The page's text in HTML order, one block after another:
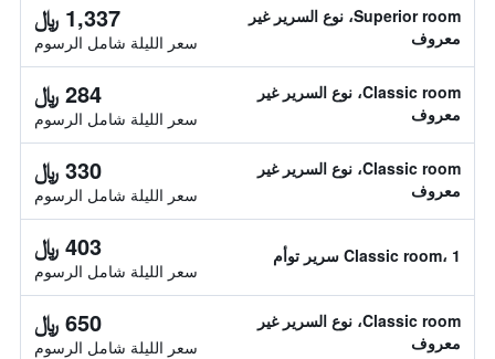
Superior room، نوع السرير غير
معروف
1,337 ﷼
سعر الليلة شامل الرسوم
Classic room، نوع السرير غير
معروف
284 ﷼
سعر الليلة شامل الرسوم
Classic room، نوع السرير غير
معروف
330 ﷼
سعر الليلة شامل الرسوم
Classic room، 1 سرير توأم 403 ﷼
سعر الليلة شامل الرسوم
Classic room، نوع السرير غير
معروف
650 ﷼
سعر الليلة شامل الرسوم